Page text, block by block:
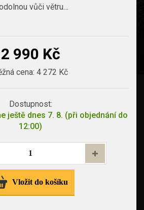
vůči větru…
2 990 Kč
cena: 4 272 Kč
Dostupnost:
ještě dnes 7. 8. (při objednání do
12:00)
Vložit do košíku